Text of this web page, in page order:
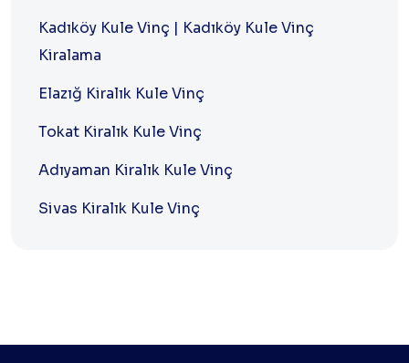
Kadıköy Kule Vinç | Kadıköy Kule Vinç
Kiralama
Elazığ Kiralık Kule Vinç
Tokat Kiralık Kule Vinç
Adıyaman Kiralık Kule Vinç
Sivas Kiralık Kule Vinç